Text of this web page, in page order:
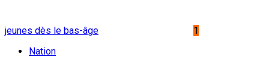
jeunes dès le bas-âge
1
Nation